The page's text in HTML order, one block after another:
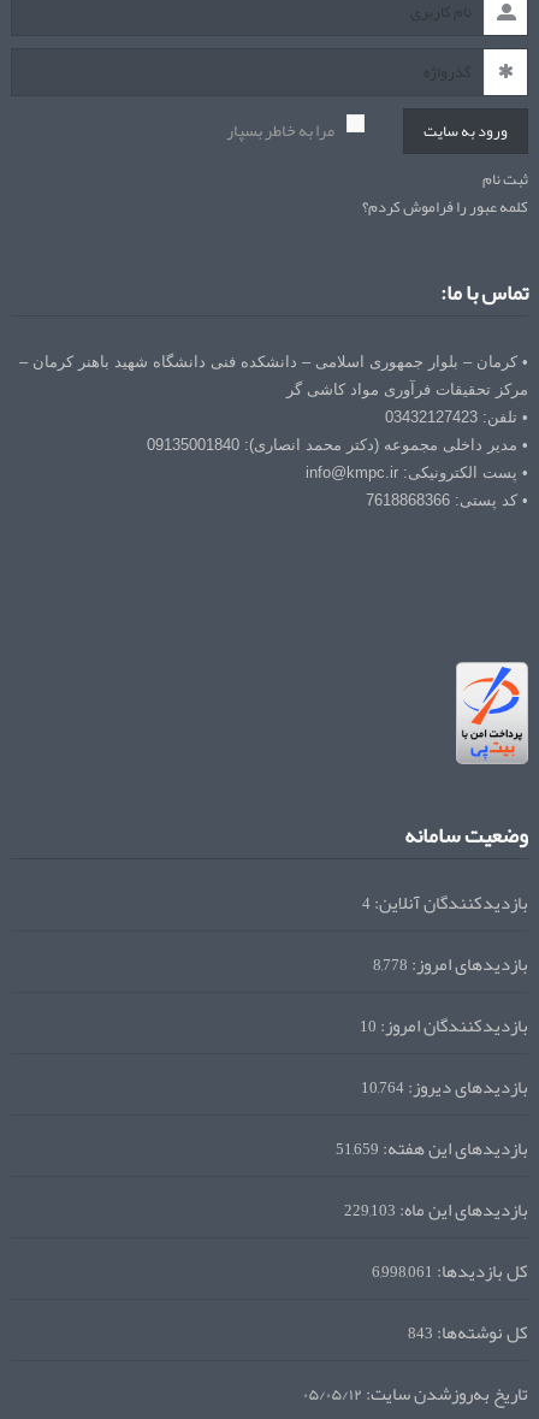
ورود به سایت مرا به خاطر بسپار
ثبت نام
کلمه عبور را فراموش کردم؟
تماس با ما:
• کرمان – بلوار جمهوری اسلامی – دانشکده فنی دانشگاه شهید باهنر کرمان –
مرکز تحقیقات فرآوری مواد کاشی گر
• تلفن: 03432127423
• مدیر داخلی مجموعه (دکتر محمد انصاری): 09135001840
• پست الکترونیکی: info@kmpc.ir
• کد پستی: 7618868366
وضعیت سامانه
بازدیدکنندگان آنلاین:4
بازدیدهای امروز:8,778
بازدیدکنندگان امروز:10
بازدیدهای دیروز:10,764
بازدیدهای این هفته:51,659
بازدیدهای این ماه:229,103
کل بازدیدها:6,998,061
کل نوشته‌ها:843
تاریخ به‌روزشدن سایت:۰۵/۰۵/۱۲